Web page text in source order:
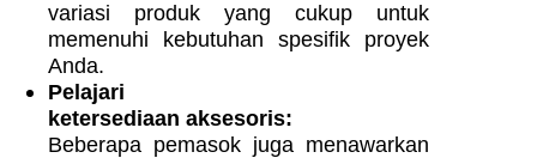
variasi produk yang cukup untuk
memenuhi kebutuhan spesifik proyek
Anda.
Pelajari
ketersediaan aksesoris:
Beberapa pemasok juga menawarkan